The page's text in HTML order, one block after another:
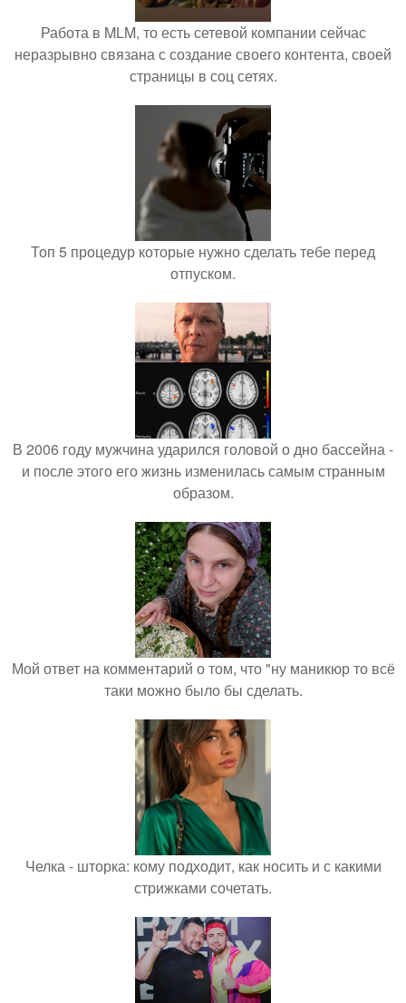
Работа в MLM, то есть сетевой компании сейчас
неразрывно связана с создание своего контента, своей
страницы в соц сетях.
Топ 5 процедур которые нужно сделать тебе перед
отпуском.
В 2006 году мужчина ударился головой о дно бассейна -
и после этого его жизнь изменилась самым странным
образом.
Мой ответ на комментарий о том, что "ну маникюр то всё
таки можно было бы сделать.
Челка - шторка: кому подходит, как носить и с какими
стрижками сочетать.